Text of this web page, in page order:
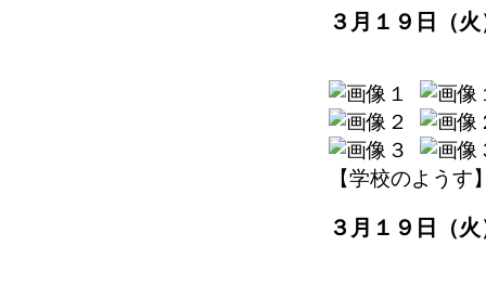
３月１９日（
【学校のようす
３月１９日（